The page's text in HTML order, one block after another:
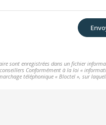
sont enregistrées dans un fichier
Conformément à la loi «
téléphonique « Bloctel », sur